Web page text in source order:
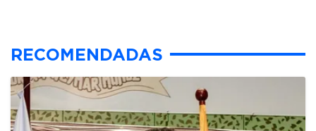
RECOMENDADAS